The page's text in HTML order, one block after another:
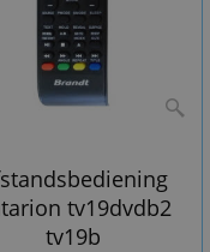
tv19dvdb2
tv19b